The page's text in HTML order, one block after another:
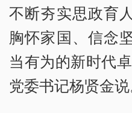
不断夯实思政育
胸怀家国、信念
当有为的新时代
党委书记杨贤金说